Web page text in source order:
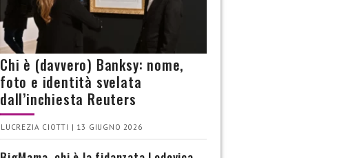
Chi è (davvero) Banksy: nome,
foto e identità svelata
dall’inchiesta Reuters
LUCREZIA CIOTTI | 13 GIUGNO 2026